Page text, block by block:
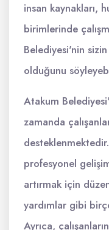
insan kaynakları,
birimlerinde
Belediyesi'nin
olduğunu
Atakum
zamanda
profesyonel
artırmak için
yardımlar gibi
Ayrıca,